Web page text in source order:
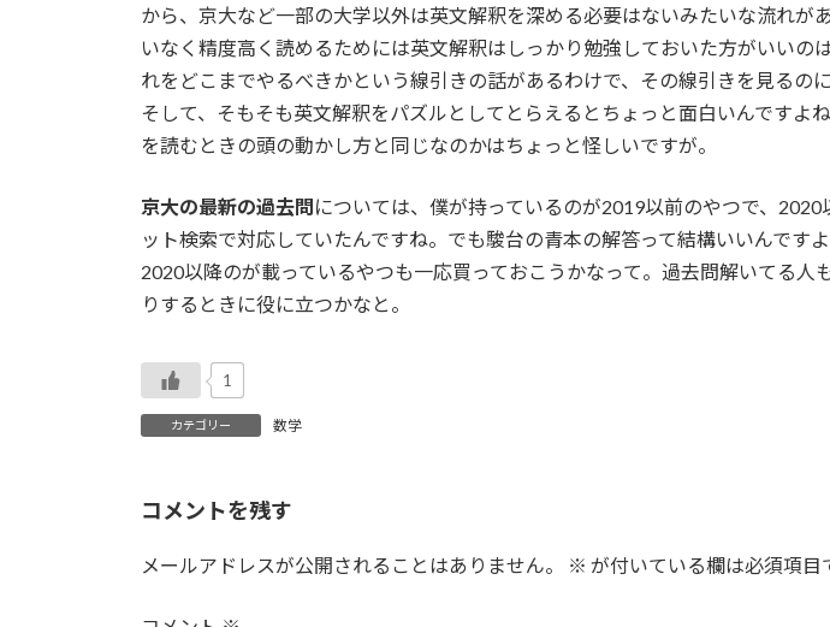
から、京大など一部の大学以外は英文解釈を深める必要はないみたいな流れが
いなく精度高く読めるためには英文解釈はしっかり勉強しておいた方がいいの
れをどこまでやるべきかという線引きの話があるわけで、その線引きを見るの
そして、そもそも英文解釈をパズルとしてとらえるとちょっと面白いんですよ
を読むときの頭の動かし方と同じなのかはちょっと怪しいですが。
京大の最新の過去問 については、僕が持っているのが2019以前のやつで、2020
ット検索で対応していたんですね。でも駿台の青本の解答って結構いいんです
2020以降のが載っているやつも一応買っておこうかなって。過去問解いてる人
りするときに役に立つかなと。
1
カテゴリー 数学
コメントを残す
メールアドレスが公開されることはありません。 ※ が付いている欄は必須項目